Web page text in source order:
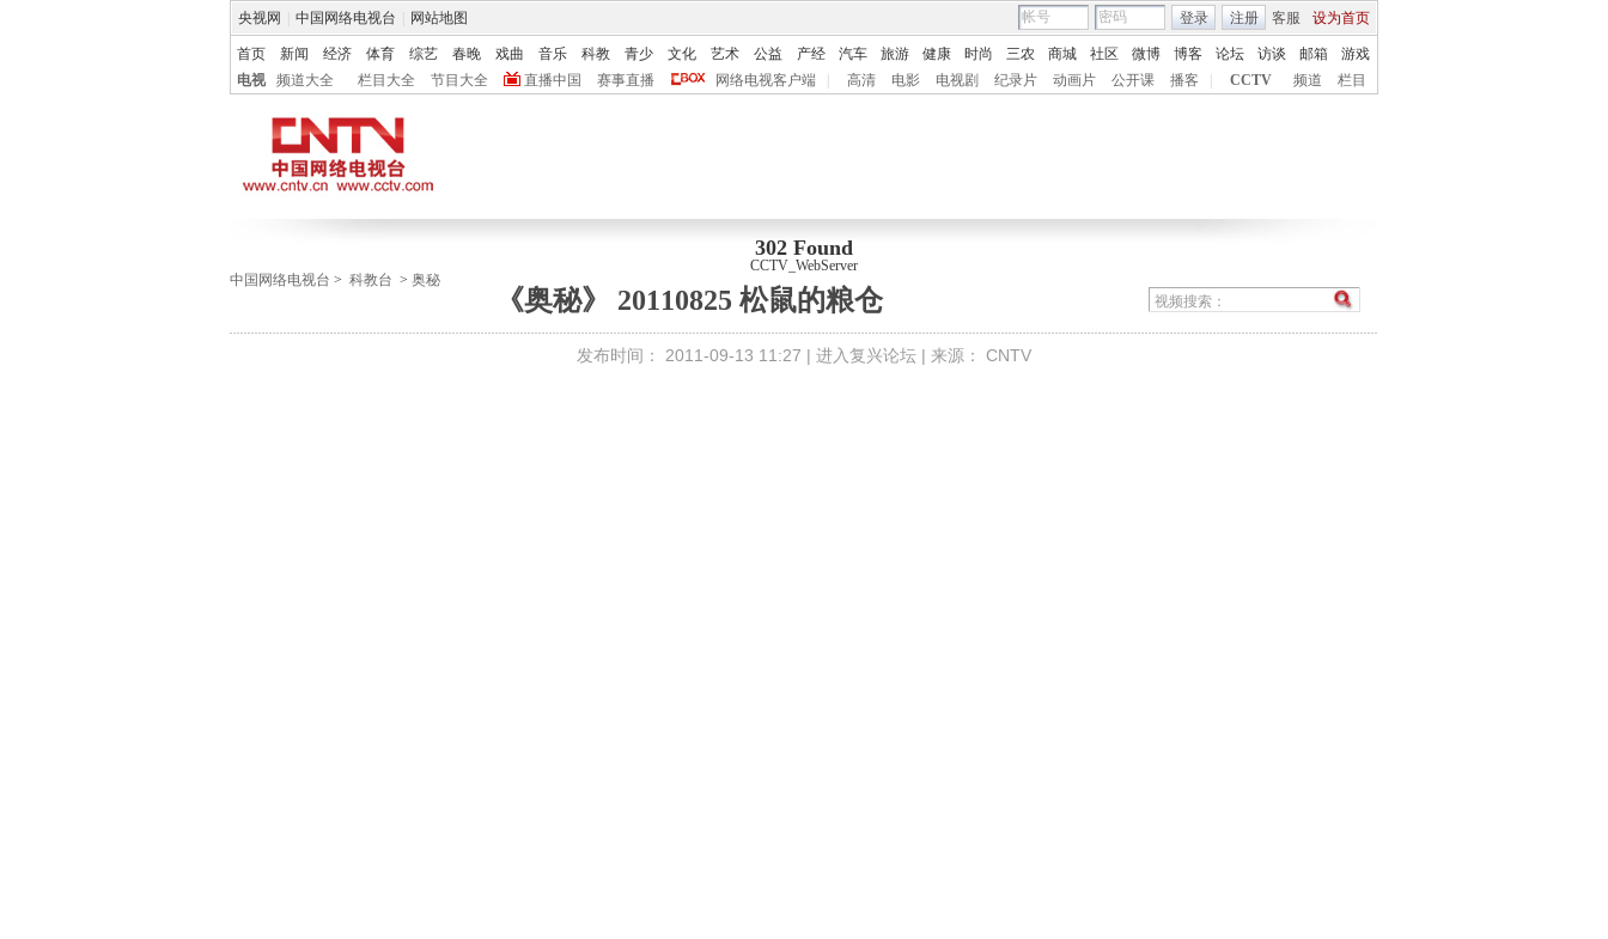
央视网 中国网络电视台 网站地图 客服 设为首页
登录 注册
首页 新闻 经济 体育 综艺 春晚 戏曲 音乐 科教 青少 文化 艺术 公益 产经 汽车 旅游 健康 时尚 三农 商城 社区 微博 博客 论坛 访谈 邮箱
游戏
电视
频道大全 栏目大全 节目大全 直播中国 赛事直播 网络电视客户端 高清 电影 电视剧 纪录片 动画片 公开课 播客 CCTV 频道 栏目
302 Found
CCTV_WebServer
中国网络电视台 > 科教台 > 奥秘
《奥秘》 20110825 松鼠的粮仓
发布时间： 2011-09-13 11:27 | 进入复兴论坛 | 来源： CNTV